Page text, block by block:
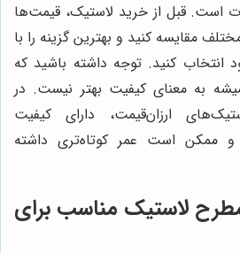
است. قبل از خرید لاستیک، قیمت‌ها
مقایسه کنید و بهترین گزینه را با
انتخاب کنید. توجه داشته باشید که
به معنای کیفیت بهتر نیست. در
ارزان‌قیمت، دارای کیفیت
و ممکن است عمر کوتاه‌تری داشته
لاستیک مناسب برای